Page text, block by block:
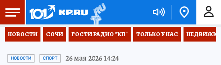
НОВОСТИ СОЧИ ГОСТИ РАДИО "КП" ТОЛЬКО У НАС НЕДВИЖКА
НОВОСТИ СПОРТ 26 мая 2026 14:24